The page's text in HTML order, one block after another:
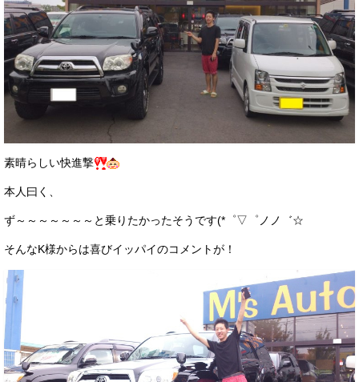
素晴らしい快進撃
本人曰く、
ず～～～～～～～と乗りたかったそうです(*゜▽゜ノノ゛☆
そんなK様からは喜びイッパイのコメントが！